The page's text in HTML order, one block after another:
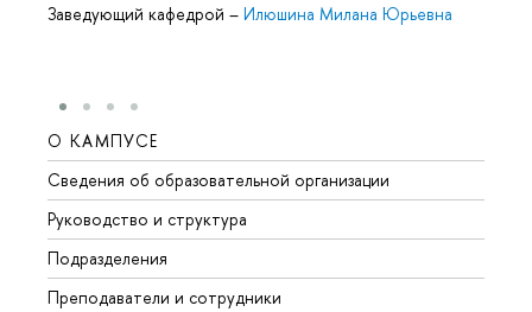
Заведующий кафедрой – Илюшина Милана Юрьевна
О КАМПУСЕ
Сведения об образовательной организации
Руководство и структура
Подразделения
Преподаватели и сотрудники